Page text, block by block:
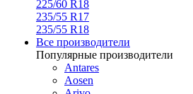
225/60 R18
235/55 R17
235/55 R18
Все производители
Популярные производители
Antares
Aosen